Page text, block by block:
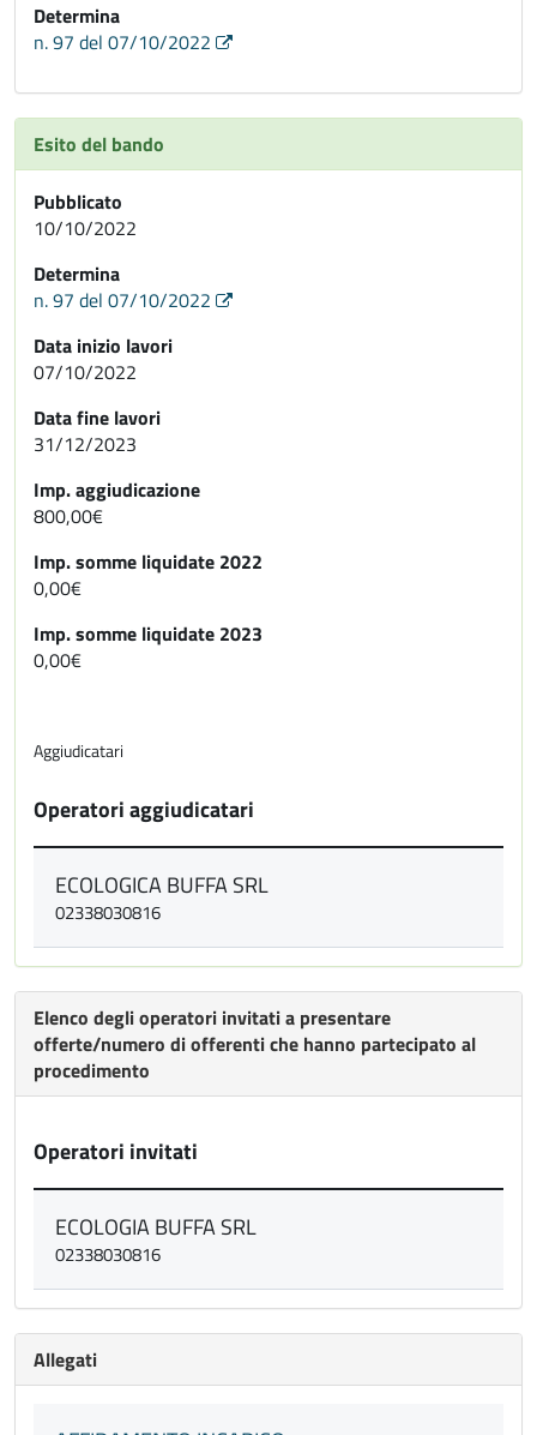
Determina
n. 97 del 07/10/2022
Esito del bando
Pubblicato
10/10/2022
Determina
n. 97 del 07/10/2022
Data inizio lavori
07/10/2022
Data fine lavori
31/12/2023
Imp. aggiudicazione
800,00€
Imp. somme liquidate 2022
0,00€
Imp. somme liquidate 2023
0,00€
Aggiudicatari
Operatori aggiudicatari
ECOLOGICA BUFFA SRL
02338030816
Elenco degli operatori invitati a presentare
offerte/numero di offerenti che hanno partecipato al
procedimento
Operatori invitati
ECOLOGIA BUFFA SRL
02338030816
Allegati